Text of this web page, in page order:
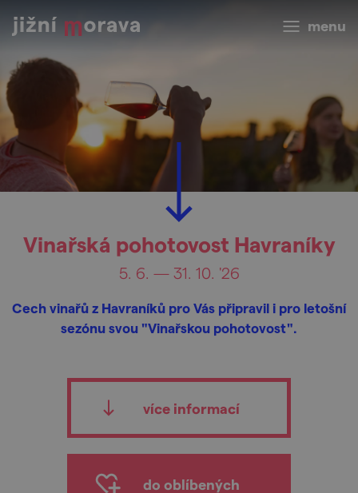
menu
Vinařská pohotovost Havraníky
5. 6. — 31. 10. '26
Cech vinařů z Havraníků pro Vás připravil i pro letošní
sezónu svou "Vinařskou pohotovost".
více informací
do oblíbených